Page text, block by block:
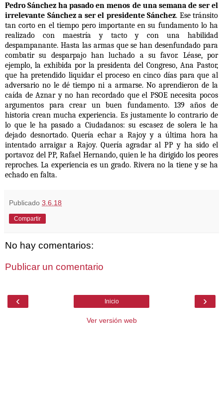
Pedro Sánchez ha pasado en menos de una semana de ser el
irrelevante Sánchez a ser el presidente Sánchez. Ese tránsito
tan corto en el tiempo pero importante en su fundamento lo ha
realizado con maestría y tacto y con una habilidad
despampanante. Hasta las armas que se han desenfundado para
combatir su desparpajo han luchado a su favor. Léase, por
ejemplo, la exhibida por la presidenta del Congreso, Ana Pastor,
que ha pretendido liquidar el proceso en cinco días para que al
adversario no le dé tiempo ni a armarse. No aprendieron de la
caída de Aznar y no han recordado que el PSOE necesita pocos
argumentos para crear un buen fundamento. 139 años de
historia crean mucha experiencia. Es justamente lo contrario de
lo que le ha pasado a Ciudadanos: su escasez de solera le ha
dejado desnortado. Quería echar a Rajoy y a última hora ha
intentado arraigar a Rajoy. Quería agradar al PP y ha sido el
portavoz del PP, Rafael Hernando, quien le ha dirigido los peores
reproches. La experiencia es un grado. Rivera no la tiene y se ha
echado en falta.
Publicado 3.6.18
Compartir
No hay comentarios:
Publicar un comentario
‹ ›
Inicio
Ver versión web